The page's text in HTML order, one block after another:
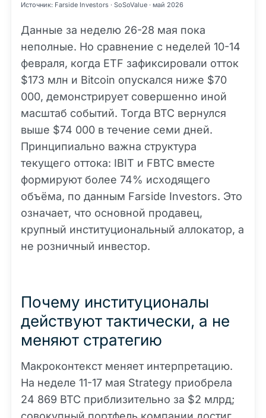
Источник: Farside Investors · SoSoValue · май 2026
Данные за неделю 26-28 мая пока
неполные. Но сравнение с неделей 10-14
февраля, когда ETF зафиксировали отток
$173 млн и Bitcoin опускался ниже $70
000, демонстрирует совершенно иной
масштаб событий. Тогда BTC вернулся
выше $74 000 в течение семи дней.
Принципиально важна структура
текущего оттока: IBIT и FBTC вместе
формируют более 74% исходящего
объёма, по данным Farside Investors. Это
означает, что основной продавец,
крупный институциональный аллокатор, а
не розничный инвестор.
Почему институционалы
действуют тактически, а не
меняют стратегию
Макроконтекст меняет интерпретацию.
На неделе 11-17 мая Strategy приобрела
24 869 BTC приблизительно за $2 млрд;